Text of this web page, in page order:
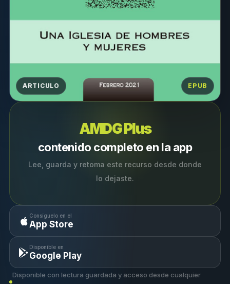
ARTICULO EPUB
AMDG Plus
contenido completo en la app
Lee, guarda y retoma este recurso desde donde
lo dejaste.
Consíguelo en el
App Store
Disponible en
Google Play
Disponible con lectura guardada y acceso desde cualquier